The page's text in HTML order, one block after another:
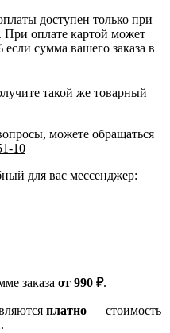
доступен только при
При оплате картой может
если сумма вашего заказа в
такой же товарный
можете обращаться
10
для вас мессенджер:
заказа от 990 ₽.
платно — стоимость